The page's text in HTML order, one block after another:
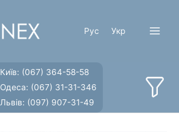
Рус Укр
Київ: (067) 364-58-58
Одеса: (067) 31-31-346
Львів: (097) 907-31-49